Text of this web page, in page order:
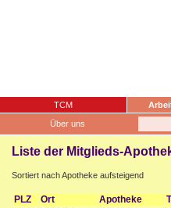
TCM
Über uns
Liste der Mitglieds-
Sortiert nach Apotheke aufsteigend
PLZ Ort Apotheke